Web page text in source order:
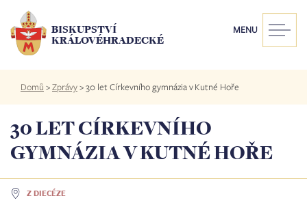
hlavnímu
obsahu
BISKUPSTVÍ
KRÁLOVÉHRADECKÉ
MENU
Drobečková
navigace
Domů >Zprávy>30 let Církevního gymnázia v Kutné Hoře
30 LET CÍRKEVNÍHO
GYMNÁZIA V KUTNÉ HOŘE
Z DIECÉZE